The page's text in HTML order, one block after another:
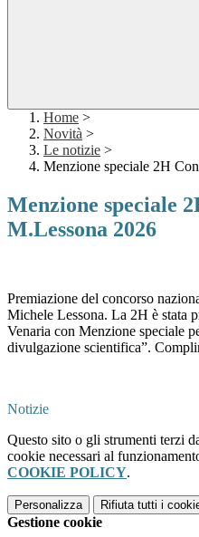
Home >
Novità >
Le notizie >
Menzione speciale 2H
Menzione speciale
M.Lessona 2026
Premiazione del concorso
Michele Lessona. La 2H è stata
Venaria con Menzione speciale
divulgazione scientifica”.
Notizie
Questo sito o gli strumenti terzi
cookie necessari al
COOKIE POLICY.
Personalizza Rifiuta tutti i
Gestione cookie